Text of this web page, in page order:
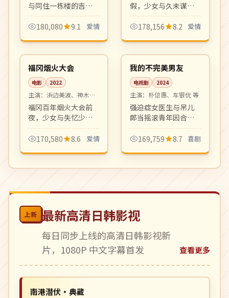
与同住一栋楼的吉他
手在一场夏日雷雨后
命运交错，慢节奏甜
清新文艺。
180,080 9.1 爱情
假，少女与久未谋面
的青梅竹马在烟火大
会前夕重新认识彼
爱情之作。
178,156 8.2 爱情
日本
院线 99:23
福冈烟火大会
电影 2022
主演： 浜边美波、神木隆
之介 等
福冈百年烟火大会前
夜，少女与失忆少年
共同寻找消失的旧
友。盛夏与烟火、记
清新爱情电影。
170,580 8.6 爱情
韩国
热播 16:31
我的不完美男友
电视剧 2024
主演： 朴信惠、车银优 等
强迫症女医生与吊儿
郎当摇滚青年因合租
意外凑成欢喜冤家。
轻松搞笑爱情喜剧，
春档高糖度甜剧。
169,759 8.7 喜剧
上新 最新高清日韩影视
每日同步上线的高清日韩影视新
片，1080P 中文字幕首发
查看更多
日本
独播
南港潜伏·典藏